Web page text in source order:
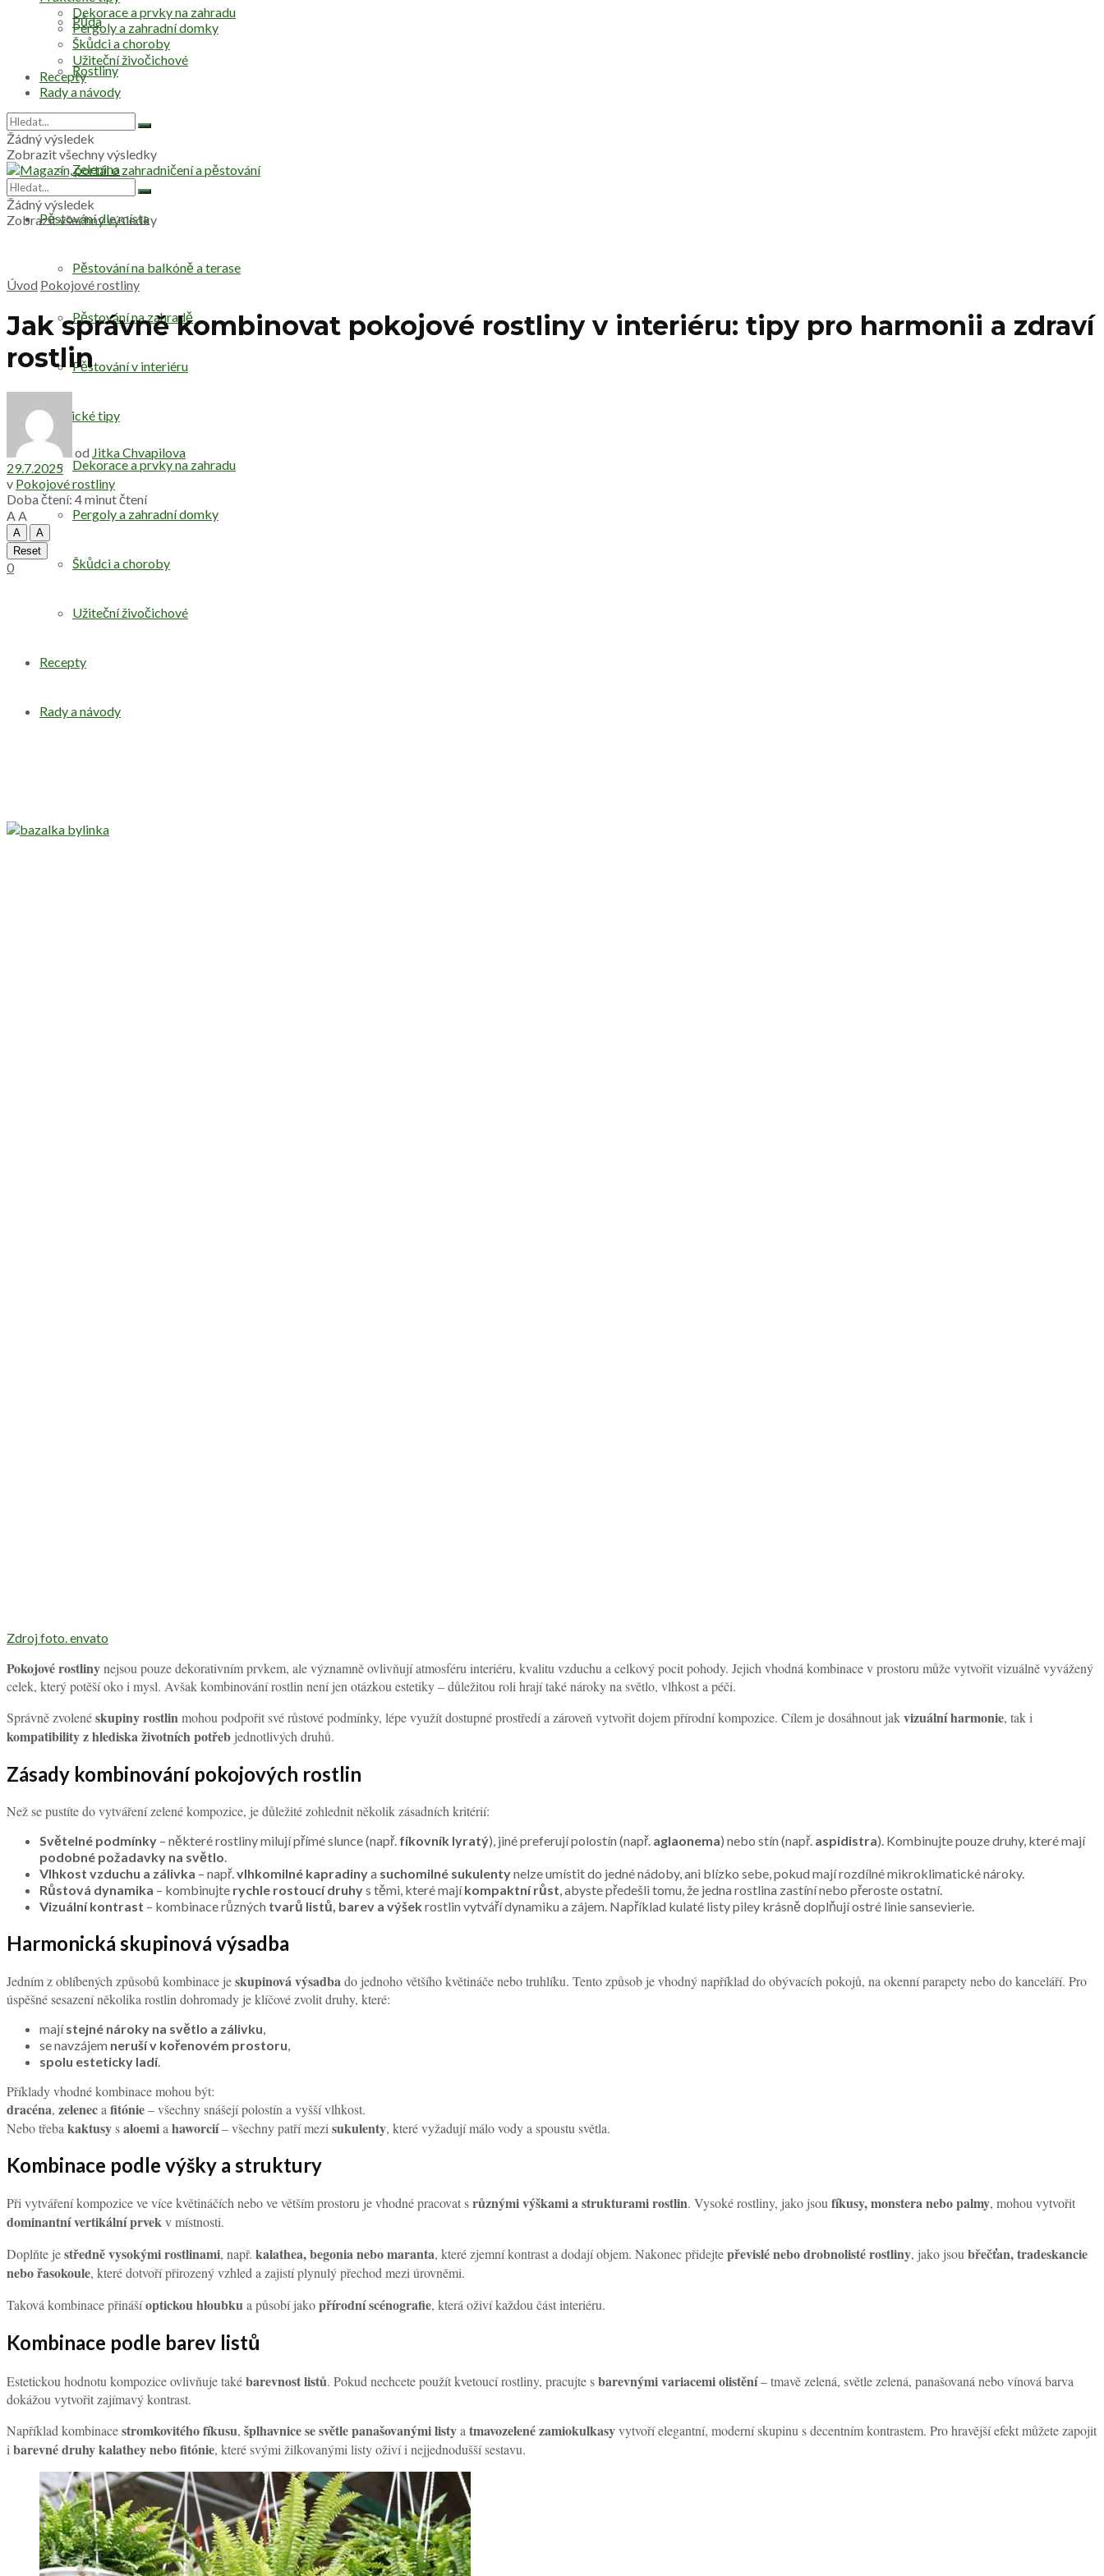
Půda
Rostliny
Zelenina
Pěstování dle místa
Pěstování na balkóně a terase
Pěstování na zahradě
Pěstování v interiéru
Praktické tipy
Dekorace a prvky na zahradu
Pergoly a zahradní domky
Škůdci a choroby
Užiteční živočichové
Recepty
Rady a návody
Dekorace a prvky na zahradu
Pergoly a zahradní domky
Škůdci a choroby
Užiteční živočichové
Recepty
Rady a návody
Žádný výsledek
Zobrazit všechny výsledky
Žádný výsledek
Zobrazit všechny výsledky
Úvod Pokojové rostliny
Jak správně kombinovat pokojové rostliny v interiéru: tipy pro harmonii a zdraví
rostlin
od Jitka Chvapilova
29.7.2025
v Pokojové rostliny
Doba čtení: 4 minut čtení
AA
A
A
Reset
0
Zdroj foto. envato
Pokojové rostlinynejsou pouze dekorativním prvkem, ale významně ovlivňují atmosféru interiéru, kvalitu vzduchu a celkový pocit pohody. Jejich vhodná kombinace v prostoru může vytvořit vizuálně vyvážený
celek, který potěší oko i mysl. Avšak kombinování rostlin není jen otázkou estetiky – důležitou roli hrají také nároky na světlo, vlhkost a péči.
Správně zvolenéskupiny rostlinmohou podpořit své růstové podmínky, lépe využít dostupné prostředí a zároveň vytvořit dojem přírodní kompozice. Cílem je dosáhnout jakvizuální harmonie, tak i
kompatibility z hlediska životních potřeb jednotlivých druhů.
Zásady kombinování pokojových rostlin
Než se pustíte do vytváření zelené kompozice, je důležité zohlednit několik zásadních kritérií:
Světelné podmínky – některé rostliny milují přímé slunce (např. fíkovník lyratý), jiné preferují polostín (např. aglaonema) nebo stín (např. aspidistra). Kombinujte pouze druhy, které mají
podobné požadavky na světlo
Vlhkost vzduchu a zálivka – např. vlhkomilné kapradinya suchomilné sukulentynelze umístit do jedné nádoby, ani blízko sebe, pokud mají rozdílné mikroklimatické nároky.
Růstová dynamika – kombinujte rychle rostoucí druhys těmi, které majíkompaktní růst , abyste předešli tomu, že jedna rostlina zastíní nebo přeroste ostatní.
Vizuální kontrast – kombinace různých tvarů listů, barev a výšek rostlin vytváří dynamiku a zájem. Například kulaté listy piley krásně doplňují ostré linie sansevierie.
Harmonická skupinová výsadba
Jedním z oblíbených způsobů kombinace jeskupinová výsadba do jednoho většího květináče nebo truhlíku. Tento způsob je vhodný například do obývacích pokojů, na okenní parapety nebo do kanceláří. Pro
úspěšné sesazení několika rostlin dohromady je klíčové zvolit druhy, které:
majístejné nároky na světlo a zálivku
se navzájem neruší v kořenovém prostoru
spolu esteticky ladí.
Příklady vhodné kombinace mohou být:
dracéna, zeleneca fitónie– všechny snášejí polostín a vyšší vlhkost.
Nebo třeba kaktusysaloemia haworcií– všechny patří mezi sukulenty, které vyžadují málo vody a spoustu světla.
Kombinace podle výšky a struktury
Při vytváření kompozice ve více květináčích nebo ve větším prostoru je vhodné pracovat srůznými výškami a strukturami rostlin. Vysoké rostliny, jako jsoufíkusy, monstera nebo palmy, mohou vytvořit
dominantní vertikální prvekv místnosti.
Doplňte jestředně vysokými rostlinami, např. kalathea, begonia nebo maranta, které zjemní kontrast a dodají objem. Nakonec přidejtepřevislé nebo drobnolisté rostliny, jako jsoubřečťan, tradeskancie
nebo řasokoule, které dotvoří přirozený vzhled a zajistí plynulý přechod mezi úrovněmi.
Taková kombinace přinášíoptickou hloubkua působí jakopřírodní scénografie, která oživí každou část interiéru.
Kombinace podle barev listů
Estetickou hodnotu kompozice ovlivňuje takébarevnost listů. Pokud nechcete použít kvetoucí rostliny, pracujte sbarevnými variacemi olistění– tmavě zelená, světle zelená, panašovaná nebo vínová barva
dokážou vytvořit zajímavý kontrast.
Například kombinacestromkovitého fíkusu, šplhavnice se světle panašovanými listyatmavozelené zamiokulkasyvytvoří elegantní, moderní skupinu s decentním kontrastem. Pro hravější efekt můžete zapojit
ibarevné druhy kalathey nebo fitónie, které svými žilkovanými listy oživí i nejjednodušší sestavu.